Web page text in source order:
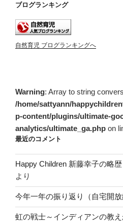
ブログランキング
自然育児 ブログランキングへ
Warning: Array to string
/home/sattyann/
p-content/plugins/ultimate-
analytics/ultimate_ga.php on
最近のコメント
Happy Children 新藤幸子の略
より
今年一年の振り返り（自宅開放
虹の戦士～インディアンの教